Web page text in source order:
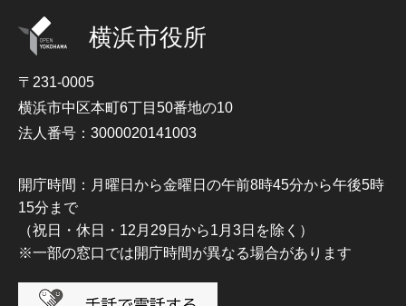
横浜市役所
〒231-0005
横浜市中区本町6丁目50番地の10
法人番号：3000020141003
開庁時間：月曜日から金曜日の午前8時45分から午後5時
15分まで
（祝日・休日・12月29日から1月3日を除く）
※一部の窓口では開庁時間が異なる場合があります